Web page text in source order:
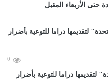
0
دراما للتوعية بأضرار